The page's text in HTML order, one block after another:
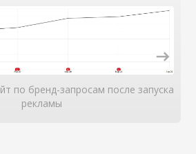
по бренд-запросам после запуска
рекламы